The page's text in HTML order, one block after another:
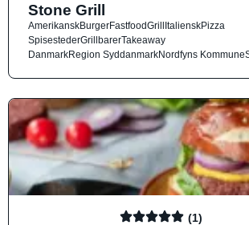
Stone Grill
AmerikanskBurgerFastfoodGrillItalienskPizza
SpisestederGrillbarerTakeaway
DanmarkRegion SyddanmarkNordfyns Kommune
(1)